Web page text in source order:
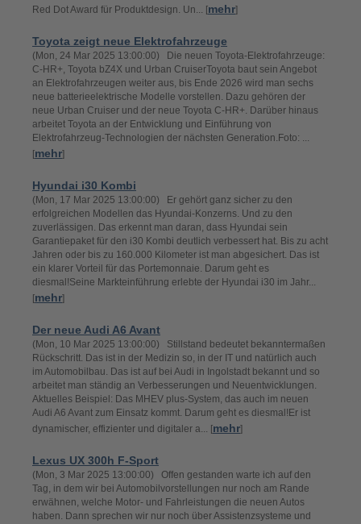
Red Dot Award für Produktdesign. Un... [mehr]
Toyota zeigt neue Elektrofahrzeuge
(Mon, 24 Mar 2025 13:00:00) Die neuen Toyota-Elektrofahrzeuge:
C-HR+, Toyota bZ4X und Urban CruiserToyota baut sein Angebot
an Elektrofahrzeugen weiter aus, bis Ende 2026 wird man sechs
neue batterieelektrische Modelle vorstellen. Dazu gehören der
neue Urban Cruiser und der neue Toyota C-HR+. Darüber hinaus
arbeitet Toyota an der Entwicklung und Einführung von
Elektrofahrzeug-Technologien der nächsten Generation.Foto: ...
[mehr]
Hyundai i30 Kombi
(Mon, 17 Mar 2025 13:00:00) Er gehört ganz sicher zu den
erfolgreichen Modellen das Hyundai-Konzerns. Und zu den
zuverlässigen. Das erkennt man daran, dass Hyundai sein
Garantiepaket für den i30 Kombi deutlich verbessert hat. Bis zu acht
Jahren oder bis zu 160.000 Kilometer ist man abgesichert. Das ist
ein klarer Vorteil für das Portemonnaie. Darum geht es
diesmal!Seine Markteinführung erlebte der Hyundai i30 im Jahr...
[mehr]
Der neue Audi A6 Avant
(Mon, 10 Mar 2025 13:00:00) Stillstand bedeutet bekanntermaßen
Rückschritt. Das ist in der Medizin so, in der IT und natürlich auch
im Automobilbau. Das ist auf bei Audi in Ingolstadt bekannt und so
arbeitet man ständig an Verbesserungen und Neuentwicklungen.
Aktuelles Beispiel: Das MHEV plus-System, das auch im neuen
Audi A6 Avant zum Einsatz kommt. Darum geht es diesmal!Er ist
dynamischer, effizienter und digitaler a... [mehr]
Lexus UX 300h F-Sport
(Mon, 3 Mar 2025 13:00:00) Offen gestanden warte ich auf den
Tag, in dem wir bei Automobilvorstellungen nur noch am Rande
erwähnen, welche Motor- und Fahrleistungen die neuen Autos
haben. Dann sprechen wir nur noch über Assistenzsysteme und